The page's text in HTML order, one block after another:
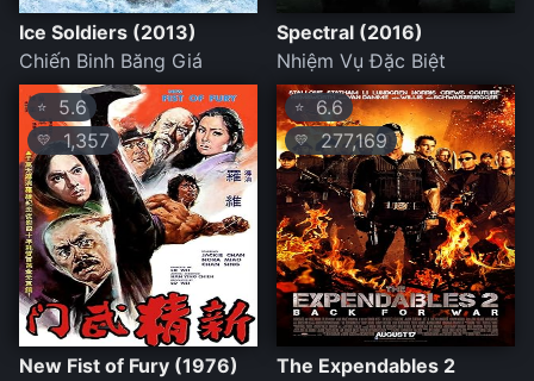
Ice Soldiers (2013)
Chiến Binh Băng Giá
Spectral (2016)
Nhiệm Vụ Đặc Biệt
⭐ 5.6
💛1,357
New Fist of Fury (1976)
⭐ 6.6
💛 277,169
The Expendables 2